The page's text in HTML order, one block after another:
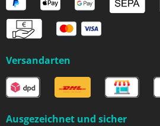
Versandarten
Ausgezeichnet und sicher